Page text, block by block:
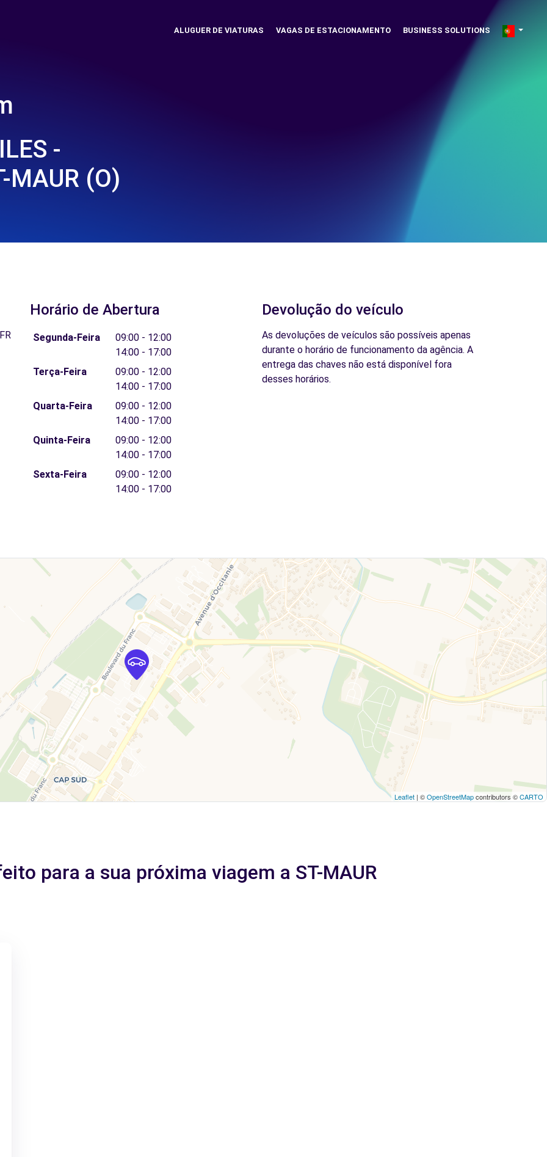
ALUGUER DE VIATURAS VAGAS DE ESTACIONAMENTO BUSINESS SOLUTIONS
-
MAUR (O)
Horário de Abertura
Segunda-Feira
09:00 - 12:00
14:00 - 17:00
Terça-Feira
09:00 - 12:00
14:00 - 17:00
Quarta-Feira
09:00 - 12:00
14:00 - 17:00
Quinta-Feira
09:00 - 12:00
14:00 - 17:00
Sexta-Feira
09:00 - 12:00
14:00 - 17:00
Devolução do veículo
As devoluções de veículos são possíveis apenas
durante o horário de funcionamento da agência. A
entrega das chaves não está disponível fora
desses horários.
Leaflet | ©OpenStreetMapcontributors ©CARTO
para a sua próxima viagem a ST-MAUR